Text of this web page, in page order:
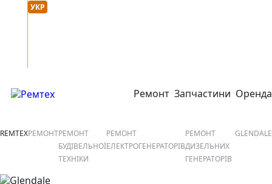
Мова сайту :
УКР
відкрити або закрити навігаційне меню
Ремонт Запчастини Оренда
REMTEXРЕМОНТРЕМОНТ
БУДІВЕЛЬНОЇ
ТЕХНІКИ
РЕМОНТ
ЕЛЕКТРОГЕНЕРАТОРІВ
РЕМОНТ
ДИЗЕЛЬНИХ
ГЕНЕРАТОРІВ
GLENDALE